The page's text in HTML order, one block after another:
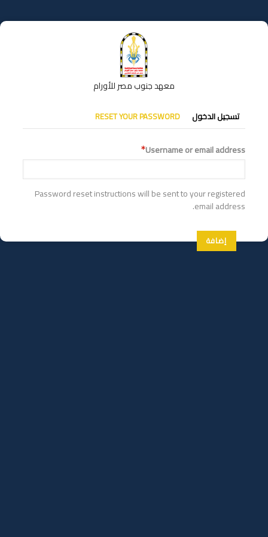
إلى
المحتوى
معهد جنوب مصر للأورام
التبويبات
الأساسية
تسجيل الدخول RESET YOUR PASSWORD
Username or email address
Password reset instructions will be sent to your registered
email address.